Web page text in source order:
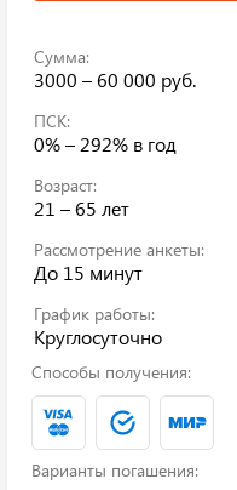
Сумма:
3000 – 60 000 руб.
ПСК:
0% – 292% в год
Возраст:
21 – 65 лет
Рассмотрение анкеты:
До 15 минут
График работы:
Круглосуточно
Способы получения:
Варианты погашения: